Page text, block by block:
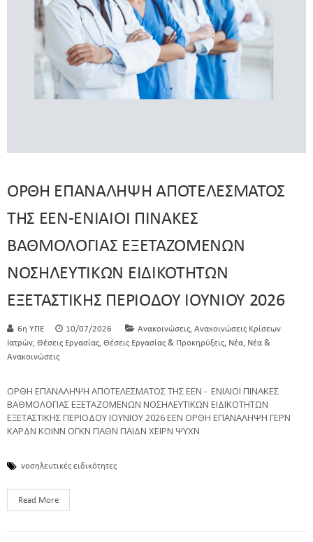
ΟΡΘΗ ΕΠΑΝΑΛΗΨΗ ΑΠΟΤΕΛΕΣΜΑΤΟΣ
ΤΗΣ ΕΕΝ-ΕΝΙΑΙΟΙ ΠΙΝΑΚΕΣ
ΒΑΘΜΟΛΟΓΙΑΣ ΕΞΕΤΑΖΟΜΕΝΩΝ
ΝΟΣΗΛΕΥΤΙΚΩΝ ΕΙΔΙΚΟΤΗΤΩΝ
ΕΞΕΤΑΣΤΙΚΗΣ ΠΕΡΙΟΔΟΥ ΙΟΥΝΙΟΥ 2026
6η Υ.ΠΕ 10/07/2026 Ανακοινώσεις, Ανακοινώσεις Κρίσεων
Ιατρών, Θέσεις Εργασίας, Θέσεις Εργασίας & Προκηρύξεις, Νέα, Νέα &
Ανακοινώσεις
ΟΡΘΗ ΕΠΑΝΑΛΗΨΗ ΑΠΟΤΕΛΕΣΜΑΤΟΣ ΤΗΣ ΕΕΝ - ΕΝΙΑΙΟΙ ΠΙΝΑΚΕΣ
ΒΑΘΜΟΛΟΓΙΑΣ ΕΞΕΤΑΖΟΜΕΝΩΝ ΝΟΣΗΛΕΥΤΙΚΩΝ ΕΙΔΙΚΟΤΗΤΩΝ
ΕΞΕΤΑΣΤΙΚΗΣ ΠΕΡΙΟΔΟΥ ΙΟΥΝΙΟΥ 2026 ΕΕΝ ΟΡΘΗ ΕΠΑΝΑΛΗΨΗ ΓΕΡΝ
ΚΑΡΔΝ ΚΟΙΝΝ ΟΓΚΝ ΠΑΘΝ ΠΑΙΔΝ ΧΕΙΡΝ ΨΥΧΝ
νοσηλευτικές ειδικότητες
Read More